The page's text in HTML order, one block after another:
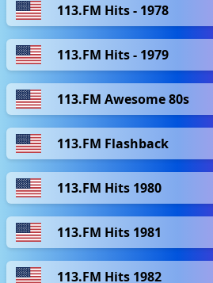
113.FM Hits - 1978
113.FM Hits - 1979
113.FM Awesome 80s
113.FM Flashback
113.FM Hits 1980
113.FM Hits 1981
113.FM Hits 1982